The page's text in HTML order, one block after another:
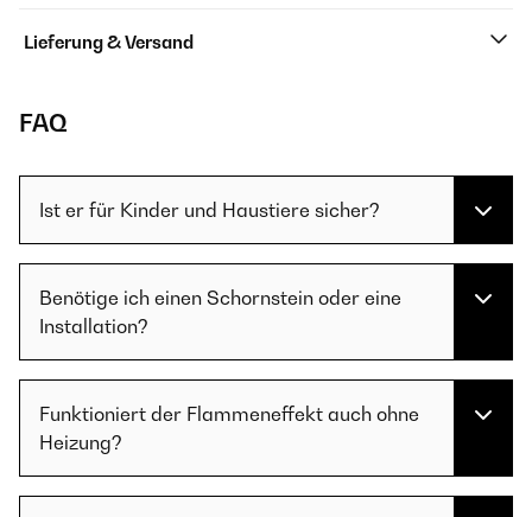
Lieferung & Versand
FAQ
Ist er für Kinder und Haustiere sicher?
Benötige ich einen Schornstein oder eine
Installation?
Funktioniert der Flammeneffekt auch ohne
Heizung?